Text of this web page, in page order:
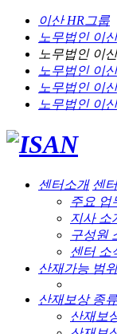
이산 HR그룹
노무법인 이산
노무법인 이산
노무법인 이산
노무법인 이산
노무법인 이산
센터소개 센
주요 업
지사 소
구성원
센터 소
산재가능 범위
산재보상 종
산재보